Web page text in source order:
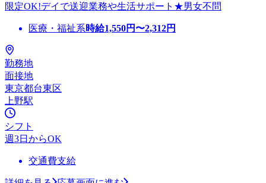
限定OK!デイで送迎業務や生活サポート★男女不問
医療・福祉系時給1,550円〜2,312円
勤務地
面接地
東京都台東区
上野駅
シフト
週3日からOK
交通費支給